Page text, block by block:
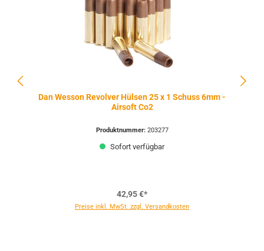
Dan Wesson Revolver Hülsen 25 x 1 Schuss 6mm -
Airsoft Co2
Produktnummer: 203277
Sofort verfügbar
42,95 €*
Preise inkl. MwSt. zzgl. Versandkosten